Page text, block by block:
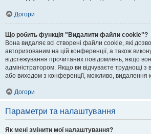
Догори
Що робить функція "Видалити файли cookie"?
Вона видаляє всі створені файли cookie, які
авторизованим на цій конференції, а також
відстежування прочитаних повідомлень, якщо
адміністратором. Якщо ви відчуваєте труднощі
або виходом з конференції, можливо, видалення
Догори
Параметри та налаштування
Як мені змінити мої налаштування?